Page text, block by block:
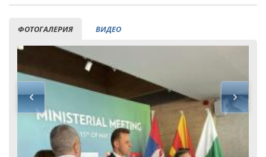
ФОТОГАЛЕРИЯ ВИДЕО